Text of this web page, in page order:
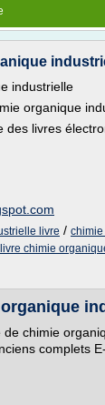
industrielle
organique
des livres
livre /
chimie
chimie
complets